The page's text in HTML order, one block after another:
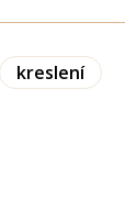
kreslení